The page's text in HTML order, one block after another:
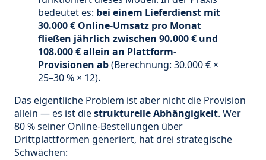
bedeutet es: bei einem Lieferdienst mit
30.000 € Online-Umsatz pro Monat
fließen jährlich zwischen 90.000 € und
108.000 € allein an Plattform-
Provisionen ab(Berechnung: 30.000 € ×
25–30 % × 12).
Das eigentliche Problem ist aber nicht die Provision
allein — es ist diestrukturelle Abhängigkeit. Wer
80 % seiner Online-Bestellungen über
Drittplattformen generiert, hat drei strategische
Schwächen: